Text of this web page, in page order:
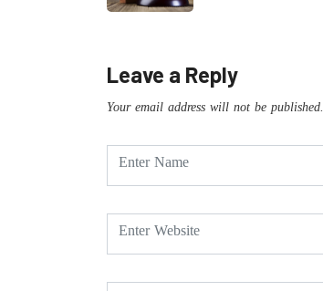
Leave a Reply
Your email address will not be published.